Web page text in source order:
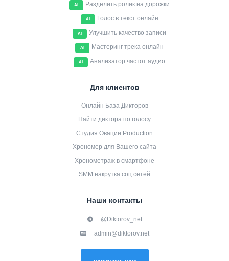
AI Разделить ролик на дорожки
AI Голос в текст онлайн
AI Улучшить качество записи
AI Мастеринг трека онлайн
AI Анализатор частот аудио
Для клиентов
Онлайн База Дикторов
Найти диктора по голосу
Студия Овации Production
Хрономер для Вашего сайта
Хронометраж в смартфоне
SMM накрутка соц сетей
Наши контакты
@Diktorov_net
admin@diktorov.net